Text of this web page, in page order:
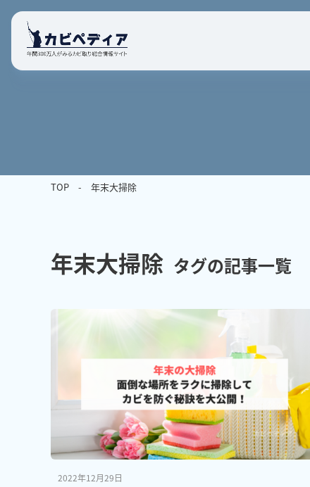
TOP 年末大掃除
年末大掃除 タグの記事一覧
2022年12月29日